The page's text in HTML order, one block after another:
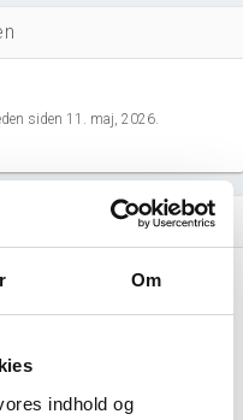
Om
indhold og
siden 11. maj, 2026.